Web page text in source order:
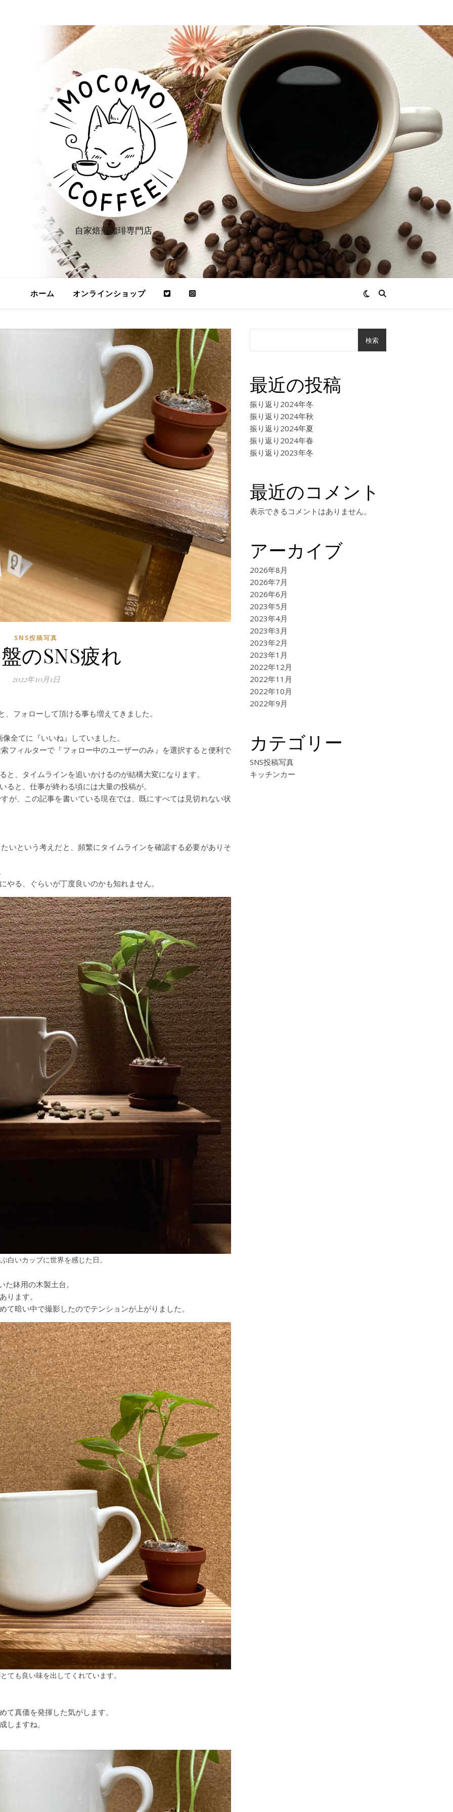
自家焙煎珈琲専門店
ホーム オンラインショップ
SNS投稿写真
のSNS疲れ
2022年10月1日
フォローして頂ける事も増えてきました。
全てに『いいね』していました。
フィルターで『フォロー中のユーザーのみ』を選択すると便利で
、タイムラインを追いかけるのが結構大変になります。
と、仕事が終わる頃には大量の投稿が。
が、この記事を書いている現在では、既にすべては見切れない状
いという考えだと、頻繁にタイムラインを確認する必要がありそ
る、ぐらいが丁度良いのかも知れません。
白いカップに世界を感じた日。
鉢用の木製土台。
ります。
暗い中で撮影したのでテンションが上がりました。
ても良い味を出してくれています。
真価を発揮した気がします。
しますね。
検索
最近の投稿
振り返り2024年冬
振り返り2024年秋
振り返り2024年夏
振り返り2024年春
振り返り2023年冬
最近のコメント
表示できるコメントはありません。
アーカイブ
2026年8月
2026年7月
2026年6月
2023年5月
2023年4月
2023年3月
2023年2月
2023年1月
2022年12月
2022年11月
2022年10月
2022年9月
カテゴリー
SNS投稿写真
キッチンカー